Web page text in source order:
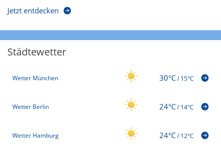
Jetzt entdecken
Städtewetter
Wetter München 30°C/15°C
Wetter Berlin 24°C/14°C
Wetter Hamburg 24°C/12°C